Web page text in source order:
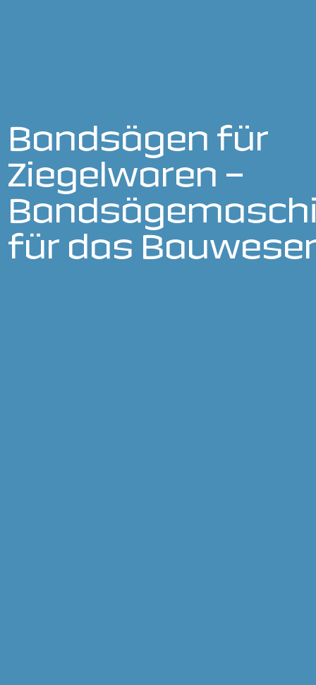
Bandsägen für
Ziegelwaren –
für das